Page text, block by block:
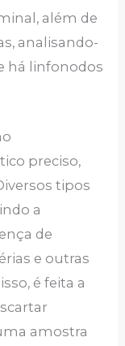
além de
analisando-
há linfonodos
preciso,
tipos
a
de
e outras
é feita a
amostra